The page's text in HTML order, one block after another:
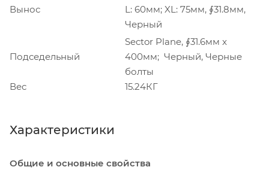
Вынос
L: 60мм; XL: 75мм, ∮31.8мм,
Черный
Подседельный
Sector Plane, ∮31.6мм x
400мм; Черный, Черные
болты
Вес
15.24КГ
Характеристики
Общие и основные свойства